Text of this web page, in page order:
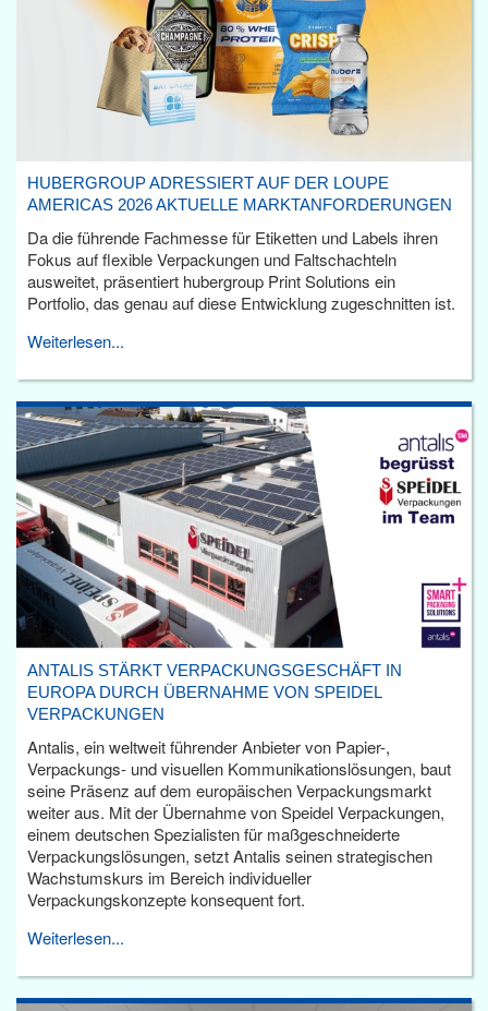
HUBERGROUP ADRESSIERT AUF DER LOUPE
AMERICAS 2026 AKTUELLE MARKTANFORDERUNGEN
Da die führende Fachmesse für Etiketten und Labels ihren
Fokus auf flexible Verpackungen und Faltschachteln
ausweitet, präsentiert hubergroup Print Solutions ein
Portfolio, das genau auf diese Entwicklung zugeschnitten ist.
Weiterlesen...
ANTALIS STÄRKT VERPACKUNGSGESCHÄFT IN
EUROPA DURCH ÜBERNAHME VON SPEIDEL
VERPACKUNGEN
Antalis, ein weltweit führender Anbieter von Papier-,
Verpackungs- und visuellen Kommunikationslösungen, baut
seine Präsenz auf dem europäischen Verpackungsmarkt
weiter aus. Mit der Übernahme von Speidel Verpackungen,
einem deutschen Spezialisten für maßgeschneiderte
Verpackungslösungen, setzt Antalis seinen strategischen
Wachstumskurs im Bereich individueller
Verpackungskonzepte konsequent fort.
Weiterlesen...